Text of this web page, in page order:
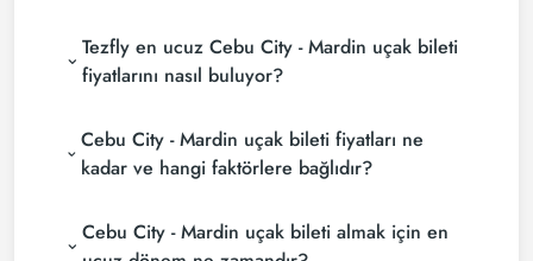
Tezfly en ucuz Cebu City - Mardin uçak bileti
fiyatlarını nasıl buluyor?
fiyatlarını bulmak için tur operatörleri, büyük
rezervasyon siteleri (konsolidatörler) ve yüzlerce
havayolu sitesini aramaktadır. Tezfly sitesinde
arayarak ucuz Cebu City - Mardin uçak biletlerini
bulup karşılaştırabilir ve un uygun biletini
Cebu City - Mardin uçak bileti fiyatları ne
kadar ve hangi faktörlere bağlıdır?
şirketine, seyahat tarihlerinize, bilet sınıfınıza ve
rezervasyon yapılan döneme göre değişiklik
Cebu City - Mardin uçak bileti almak için en